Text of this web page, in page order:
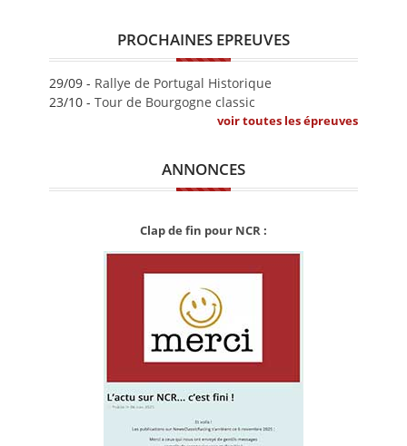
PROCHAINES EPREUVES
29/09 - Rallye de Portugal Historique
23/10 - Tour de Bourgogne classic
voir toutes les épreuves
ANNONCES
Clap de fin pour NCR :